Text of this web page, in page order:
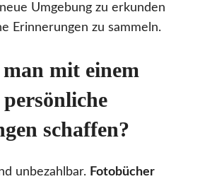
Umgebung zu erkunden
Erinnerungen zu sammeln.
mit einem
schaffen?
unbezahlbar. Fotobücher